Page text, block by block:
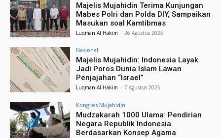
Majelis Mujahidin Terima Kunjungan
Mabes Polri dan Polda DIY, Sampaikan
Masukan soal Kamtibmas
Luqman Al Hakim - 26 Agustus 2025
Nasional
Majelis Mujahidin: Indonesia Layak
Jadi Poros Dunia Islam Lawan
Penjajahan “Israel”
Luqman Al Hakim - 7 Agustus 2025
Kongres Mujahidin
Mudzakarah 1000 Ulama: Pendirian
Negara Republik Indonesia
Berdasarkan Konsep Agama